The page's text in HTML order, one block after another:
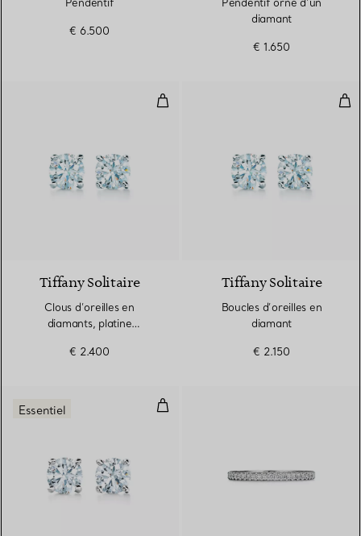
€ 6.500
diamant
€ 1.650
Clous d’oreilles en diamants,
Tiffany Solitaire
Clous d’oreilles en
diamants, platine
€ 2.400
Tiffany Solitaire
Boucles d’oreilles en
diamant
€ 2.150
Clous d’oreilles en diamant en
Essentiel